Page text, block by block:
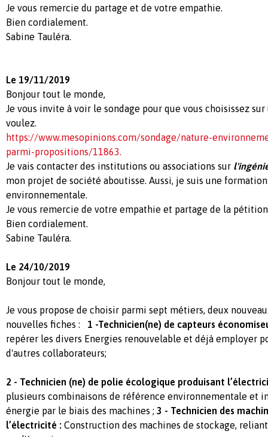
Je vous remercie du partage et de votre empathie.
Bien cordialement.
Sabine Tauléra.
Le 19/11/2019
Bonjour tout le monde,
Je vous invite à voir le sondage pour que vous choisissez
voulez.
https://www.mesopinions.com/sondage/nature-
parmi-propositions/11863.
Je vais contacter des institutions ou associations sur
mon projet de société aboutisse. Aussi, je suis une
environnementale.
Je vous remercie de votre empathie et partage de la
Bien cordialement.
Sabine Tauléra.
Le 24/10/2019
Bonjour tout le monde,
Je vous propose de choisir parmi sept métiers, deux
nouvelles fiches : 1 -Technicien(ne) de capteurs
repérer les divers Energies renouvelable et déjà employer
d'autres collaborateurs;
2 - Technicien (ne) de polie écologique produisant
plusieurs combinaisons de référence environnementale et
énergie par le biais des machines ; 3 - Technicien des
l’électricité : Construction des machines de stockage,